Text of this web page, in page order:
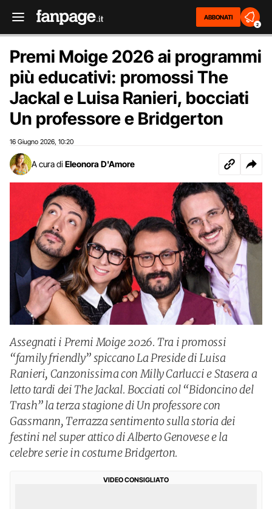
ABBONATI
2
Premi Moige 2026 ai programmi
più educativi: promossi The
Jackal e Luisa Ranieri, bocciati
Un professore e Bridgerton
16 Giugno 2026 10:20
A cura di Eleonora D'Amore
Assegnati i Premi Moige 2026. Tra i promossi
“family friendly” spiccano La Preside di Luisa
Ranieri, Canzonissima con Milly Carlucci e Stasera a
letto tardi dei The Jackal. Bocciati col “Bidoncino del
Trash” la terza stagione di Un professore con
Gassmann, Terrazza sentimento sulla storia dei
festini nel super attico di Alberto Genovese e la
celebre serie in costume Bridgerton.
VIDEO CONSIGLIATO